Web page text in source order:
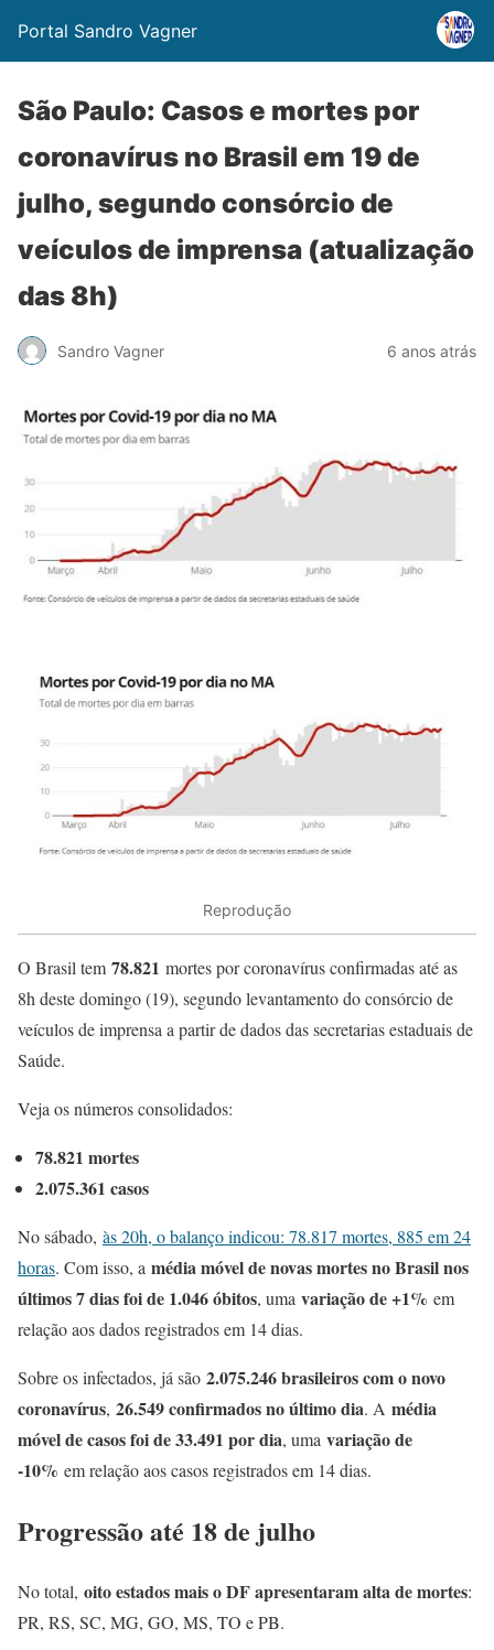
Portal Sandro Vagner
São Paulo: Casos e mortes por
coronavírus no Brasil em 19 de
julho, segundo consórcio de
veículos de imprensa (atualização
das 8h)
Sandro Vagner 6 anos atrás
Reprodução
O Brasil tem 78.821 mortes por coronavírus confirmadas até as
8h deste domingo (19), segundo levantamento do consórcio de
veículos de imprensa a partir de dados das secretarias estaduais de
Saúde.
Veja os números consolidados:
78.821 mortes
2.075.361 casos
No sábado, às 20h, o balanço indicou: 78.817 mortes, 885 em 24
horas. Com isso, a média móvel de novas mortes no Brasil nos
últimos 7 dias foi de 1.046 óbitos, uma variação de +1% em
relação aos dados registrados em 14 dias.
Sobre os infectados, já são 2.075.246 brasileiros com o novo
coronavírus, 26.549 confirmados no último dia. A média
móvel de casos foi de 33.491 por dia, uma variação de
-10% em relação aos casos registrados em 14 dias.
Progressão até 18 de julho
No total, oito estados mais o DF apresentaram alta de mortes:
PR, RS, SC, MG, GO, MS, TO e PB.